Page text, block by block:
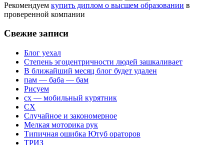
Рекомендуем купить диплом о высшем образовании в
проверенной компании
Свежие записи
Блог уехал
Степень эгоцентричности людей зашкаливает
В ближайший месяц блог будет удален
пам — баба — бам
Рисуем
сх — мобильный курятник
СХ
Случайное и закономерное
Мелкая моторика рук
Типичная ошибка Ютуб ораторов
ТРИЗ